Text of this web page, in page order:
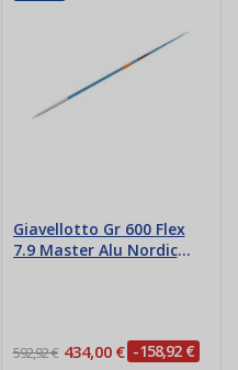
Giavellotto Gr 600 Flex
7.9 Master Alu Nordic
592,92 € 434,00 € -158,92 €